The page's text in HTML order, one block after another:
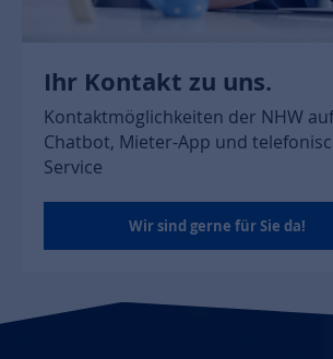
Ihr Kontakt zu uns.
Kontaktmöglichkeiten der NHW
Chatbot, Mieter-App und
Service
Wir sind gerne für Sie da!